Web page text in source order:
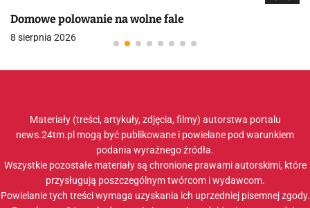
Domowe polowanie na wolne fale
8 sierpnia 2026
Materiały (treści, artykuły, zdjęcia, filmy) autorstwa portalu
news.24tm.pl mogą być publikowane i powielane pod warunkiem
podania wyraźnego źródła.
Wszystkie pozostałe materiały są chronione prawami autorskimi, które
przysługują poszczególnym twórcom i wydawcom.
Powielanie tych treści wymaga uzyskania ich uprzedniej pisemnej zgody.